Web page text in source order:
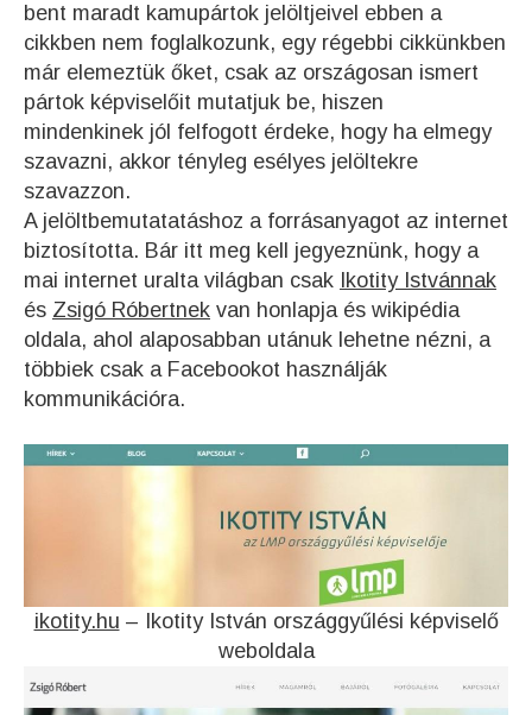
bent maradt kamupártok jelöltjeivel ebben a
cikkben nem foglalkozunk, egy régebbi cikkünkben
már elemeztük őket, csak az országosan ismert
pártok képviselőit mutatjuk be, hiszen
mindenkinek jól felfogott érdeke, hogy ha elmegy
szavazni, akkor tényleg esélyes jelöltekre
szavazzon.
A jelöltbemutatatáshoz a forrásanyagot az internet
biztosította. Bár itt meg kell jegyeznünk, hogy a
mai internet uralta világban csak Ikotity Istvánnak
és Zsigó Róbertnek van honlapja és wikipédia
oldala, ahol alaposabban utánuk lehetne nézni, a
többiek csak a Facebookot használják
kommunikációra.
ikotity.hu – Ikotity István országgyűlési képviselő
weboldala